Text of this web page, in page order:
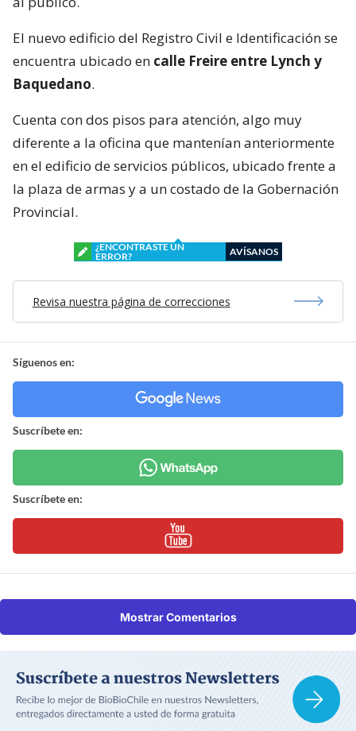
El nuevo edificio del Registro Civil e Identificación se
encuentra ubicado en calle Freire entre Lynch y
Baquedano.
Cuenta con dos pisos para atención, algo muy
diferente a la oficina que mantenían anteriormente
en el edificio de servicios públicos, ubicado frente a
la plaza de armas y a un costado de la Gobernación
Provincial.
¿ENCONTRASTE UN
ERROR?
AVÍSANOS
Revisa nuestra página de correcciones
Síguenos en:
Suscríbete en:
Suscríbete en:
Mostrar Comentarios